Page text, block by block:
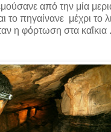
από την μία
το πηγαίνανε μέχρι το
η φόρτωση στα καΐκια .